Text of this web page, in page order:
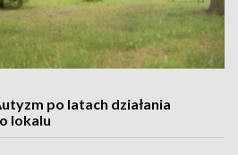
po latach działania
lokalu